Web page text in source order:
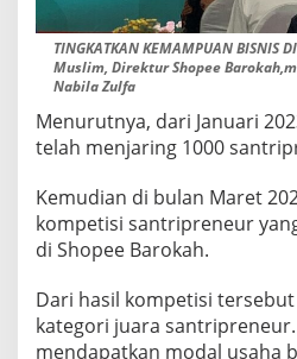
TINGKATKAN KEMAMPUAN BISNIS
Muslim, Direktur Shopee
Nabila Zulfa
Menurutnya, dari Januari
telah menjaring 1000
Kemudian di bulan Maret
kompetisi santripreneur
di Shopee Barokah.
Dari hasil kompetisi
kategori juara
mendapatkan modal usaha